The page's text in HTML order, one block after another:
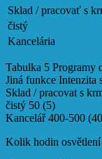
Sklad / pracovať s
čistý
Kancelária
Tabulka 5 Programy
Jiná funkce Intenzita
Sklad / pracovat s
čistý 50 (5)
Kancelář 400-500
Kolik hodin